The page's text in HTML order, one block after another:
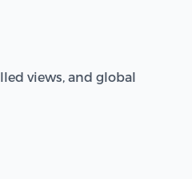
views, and global